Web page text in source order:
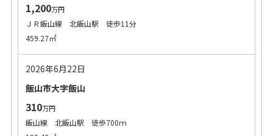
1,200万円
ＪＲ飯山線 北飯山駅 徒歩11分
459.27㎡
2026年6月22日
飯山市大字飯山
310万円
飯山線 北飯山駅 徒歩700ｍ